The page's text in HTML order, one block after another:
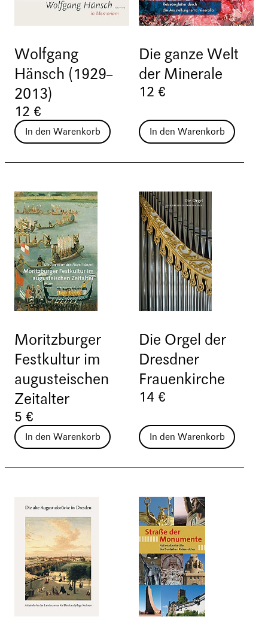
Wolfgang
Hänsch (1929–
2013)
12 €
In den Warenkorb
Die ganze Welt
der Minerale
12 €
In den Warenkorb
Moritzburger
Festkultur im
augusteischen
Zeitalter
5 €
In den Warenkorb
Die Orgel der
Dresdner
Frauenkirche
14 €
In den Warenkorb